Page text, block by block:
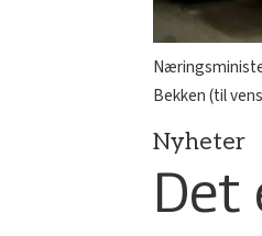
Bekken (til
Nyheter
Det